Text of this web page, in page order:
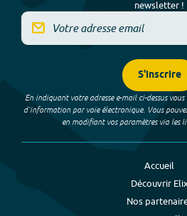
newsletter !
S'inscrire
En indiquant votre adresse e-mail ci-dessus
d’information par voie électronique. Vous
en modifiant vos paramètres via les
Accueil
Découvrir
Nos